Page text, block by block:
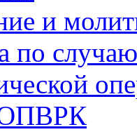
и
по